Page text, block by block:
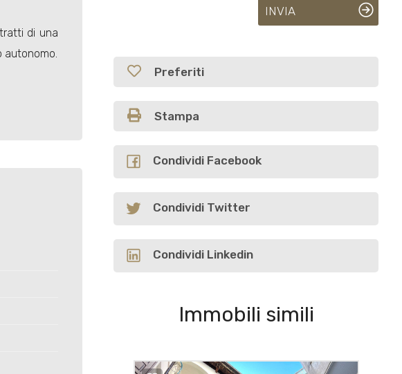
di una
autonomo.
INVIA
Preferiti
Stampa
Condividi Facebook
Condividi Twitter
Condividi Linkedin
Immobili simili